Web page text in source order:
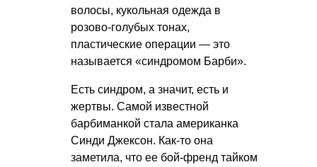
волосы, кукольная одежда в
розово-голубых тонах,
пластические операции — это
называется «синдромом Барби».
Есть синдром, а значит, есть и
жертвы. Самой известной
барбиманкой стала американка
Синди Джексон. Как-то она
заметила, что ее бой-френд тайком